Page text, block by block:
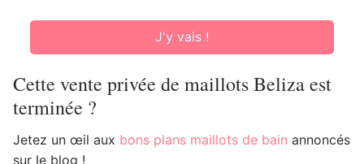
J'y vais !
Cette vente privée de maillots Beliza est
terminée ?
Jetez un œil aux bons plans maillots de bain annoncés
sur le blog !